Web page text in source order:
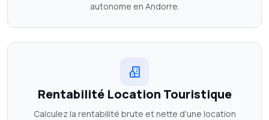
autonome en Andorre.
Rentabilité Location Touristique
Calculez la rentabilité brute et nette d'une location